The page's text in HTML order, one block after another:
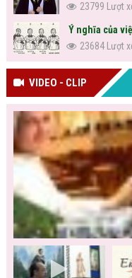
23799 Lượt
Ý nghĩa của
23684 Lượt
VIDEO - CLIP